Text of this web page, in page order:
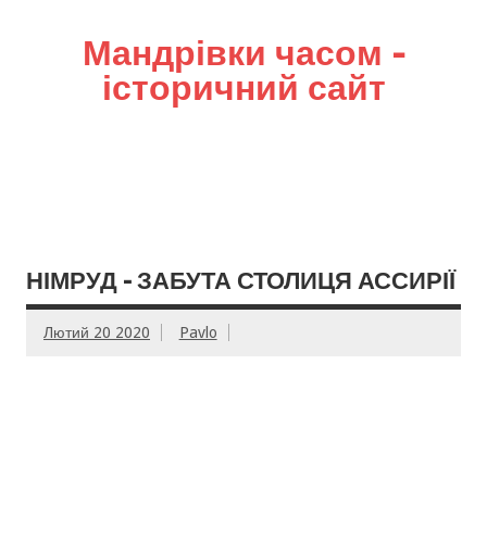
Мандрівки часом –
історичний сайт
НІМРУД – ЗАБУТА СТОЛИЦЯ АССИРІЇ
Лютий 20 2020 Pavlo